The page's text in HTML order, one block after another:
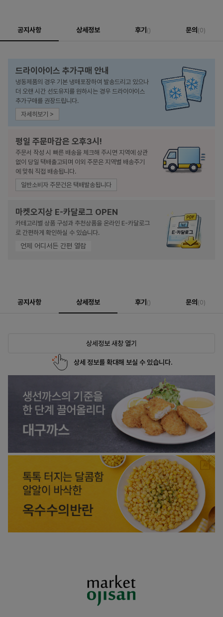
공지사항 상세정보 후기 () 문의 (0)
드라이아이스 추가구매 안내
냉동제품의 경우 기본 냉매포장하여 발송드리고 있으나
더 오랜 시간 선도유지를 원하시는 경우 드라이아이스
추가구매를 권장드립니다.
자세히보기 >
평일 주문마감은 오후3시!
주문서 작성 시 빠른 배송을 체크해 주시면 지역에 상관
없이 당일 택배출고되며 이외 주문은 지역별 배송주기
에 맞춰 직접 배송됩니다.
일반소비자 주문건은 택배발송됩니다
마켓오지상 E-카달로그 OPEN
카테고리별 상품 구성과 추천상품을 온라인 E-카달로그
로 간편하게 확인하실 수 있습니다.
언제 어디서든 간편 열람
공지사항 상세정보 후기 () 문의 (0)
상세정보 새창 열기
상세 정보를 확대해 보실 수 있습니다.